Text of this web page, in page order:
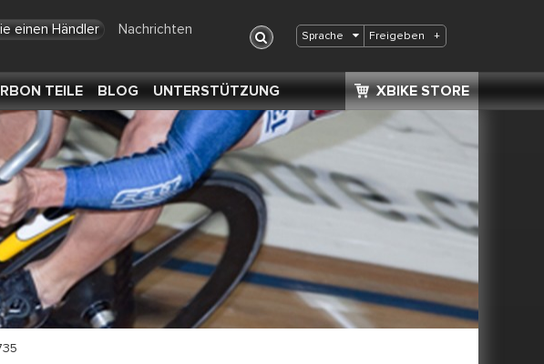
einen Händler
Nachrichten
Sprache Freigeben +
TEILE BLOG UNTERSTÜTZUNG XBIKE STORE